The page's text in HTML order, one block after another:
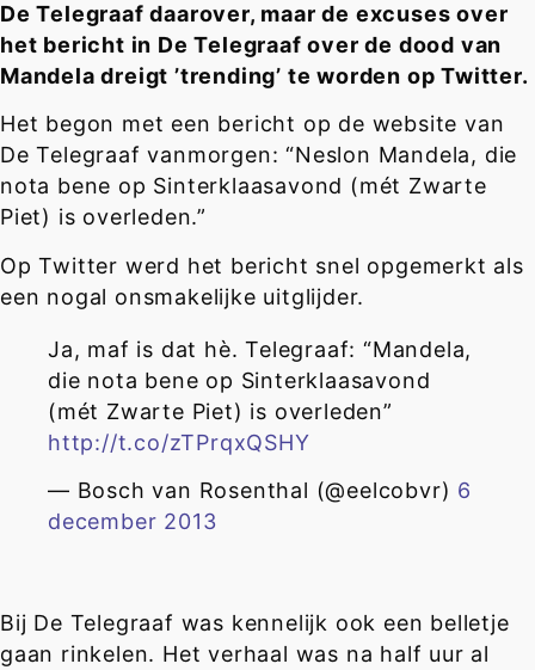
De Telegraaf daarover, maar de excuses over
het bericht in De Telegraaf over de dood van
Mandela dreigt ’trending’ te worden op Twitter.
Het begon met een bericht op de website van
De Telegraaf vanmorgen: “Neslon Mandela, die
nota bene op Sinterklaasavond (mét Zwarte
Piet) is overleden.”
Op Twitter werd het bericht snel opgemerkt als
een nogal onsmakelijke uitglijder.
Ja, maf is dat hè. Telegraaf: “Mandela,
die nota bene op Sinterklaasavond
(mét Zwarte Piet) is overleden”
http://t.co/zTPrqxQSHY
— Bosch van Rosenthal (@eelcobvr) 6
december 2013
Bij De Telegraaf was kennelijk ook een belletje
gaan rinkelen. Het verhaal was na half uur al